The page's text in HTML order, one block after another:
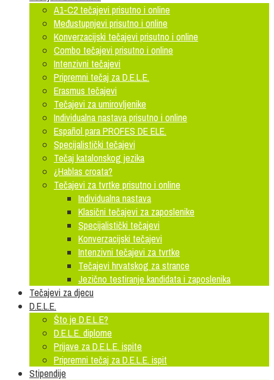
A1-C2 tečajevi prisutno i online
Međustupnjevi prisutno i online
Konverzacijski tečajevi prisutno i online
Combo tečajevi prisutno i online
Intenzivni tečajevi
Pripremni tečaj za D.E.L.E.
Erasmus tečajevi
Tečajevi za umirovljenike
Individualna nastava prisutno i online
Español para PROFES DE ELE.
Specijalistički tečajevi
Tečaj katalonskog jezika
¿Hablas croata?
Tečajevi za tvrtke prisutno i online
Individualna nastava
Klasični tečajevi za zaposlenike
Specijalistički tečajevi
Konverzacijski tečajevi
Intenzivni tečajevi za tvrtke
Tečajevi hrvatskog za strance
Jezično testiranje kandidata i zaposlenika
Tečajevi za djecu
D.E.L.E.
Što je D.E.L.E?
D.E.L.E. diplome
Prijave za D.E.L.E. ispite
Pripremni tečaj za D.E.L.E. ispit
Stipendije